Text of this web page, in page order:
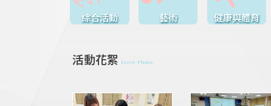
綜合活動 藝術 健康與體育
活動花絮 Event Photos